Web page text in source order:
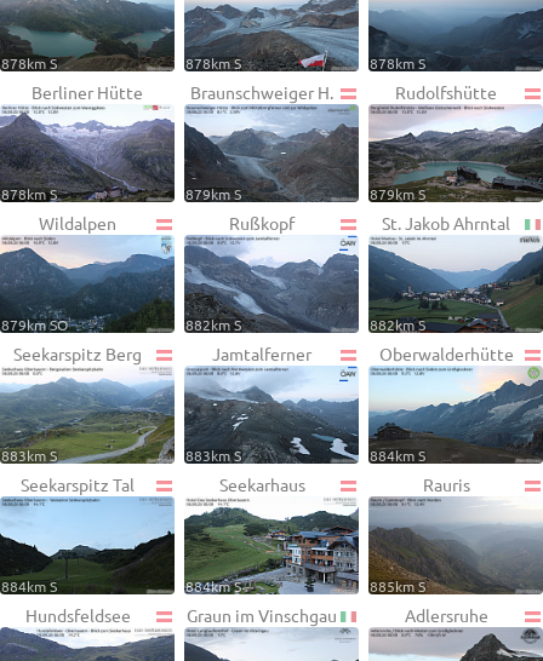
878km S 878km S 878km S
Berliner Hütte
878km S
Braunschweiger H.
879km S
Rudolfshütte
879km S
Wildalpen
879km SO
Rußkopf
882km S
St. Jakob Ahrntal
882km S
Seekarspitz Berg
883km S
Jamtalferner
883km S
Oberwalderhütte
884km S
Seekarspitz Tal
884km S
Seekarhaus
884km S
Rauris
885km S
Hundsfeldsee Graun im Vinschgau Adlersruhe